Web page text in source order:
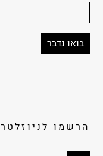
הרשמו לניוזלטר